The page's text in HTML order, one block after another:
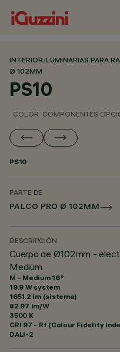
INTERIOR/LUMINARIAS PARA
Ø 102MM
PS10
COLOR COMPONENTES
PS10
PARTE DE
PALCO PRO Ø 102MM
DESCRIPCIÓN
Cuerpo de Ø102mm -
Medium
M - Medium 16°
19.9 W system
1651.2 lm (sistema)
82.97 lm/W
3500 K
CRI 97 - Rf (Colour Fidelity
DALI-2